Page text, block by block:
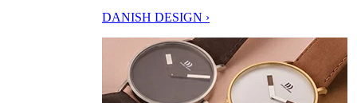
DANISH DESIGN ›